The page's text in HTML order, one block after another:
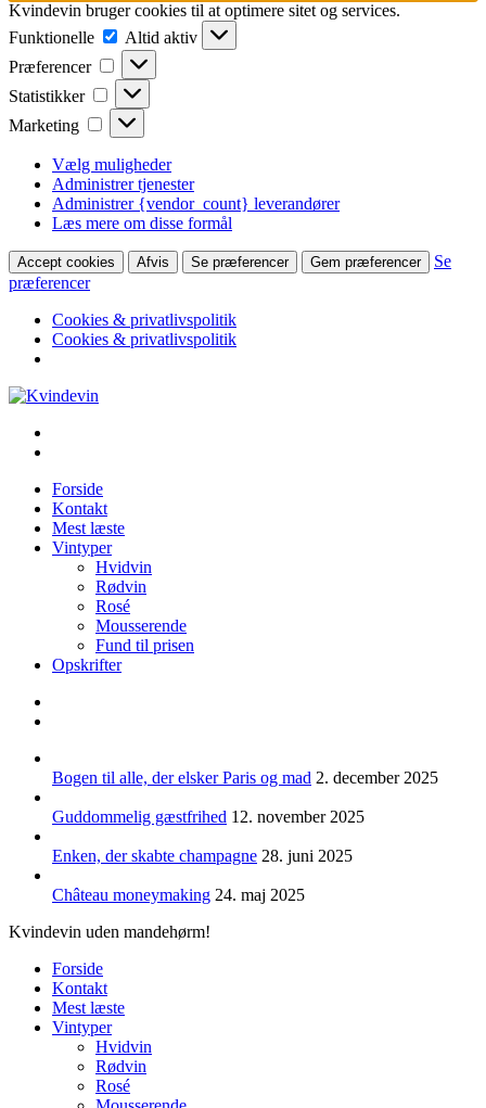
Kvindevin bruger cookies til at optimere sitet og services.
Funktionelle
Funktionelle
Altid aktiv
Præferencer
Præferencer
Statistikker Statistikker
Marketing Marketing
Vælg muligheder
Administrer tjenester
Administrer {vendor_count} leverandører
Læs mere om disse formål
Accept cookies Afvis Se præferencer Gem præferencer
Se
præferencer
Cookies & privatlivspolitik
Cookies & privatlivspolitik
Videre
indhold
Kvindevin
Blog om vin for kvinder (& andre mennesker)
Forside
Kontakt
Mest læste
Vintyper
Hvidvin
Rødvin
Rosé
Mousserende
Fund til prisen
Opskrifter
Bogen til alle, der elsker Paris og mad 2. december 2025
Guddommelig gæstfrihed 12. november 2025
Enken, der skabte champagne 28. juni 2025
Château moneymaking 24. maj 2025
Kvindevin uden mandehørm!
Forside
Kontakt
Mest læste
Vintyper
Hvidvin
Rødvin
Rosé